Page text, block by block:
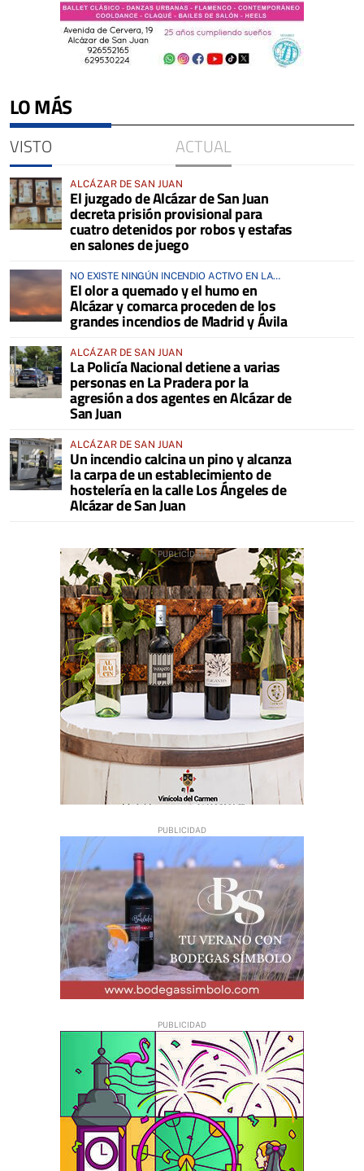
LO MÁS
VISTO ACTUAL
ALCÁZAR DE SAN JUAN
El juzgado de Alcázar de San Juan
decreta prisión provisional para
cuatro detenidos por robos y estafas
en salones de juego
NO EXISTE NINGÚN INCENDIO ACTIVO EN LA
COMARCA
El olor a quemado y el humo en
Alcázar y comarca proceden de los
grandes incendios de Madrid y Ávila
ALCÁZAR DE SAN JUAN
La Policía Nacional detiene a varias
personas en La Pradera por la
agresión a dos agentes en Alcázar de
San Juan
ALCÁZAR DE SAN JUAN
Un incendio calcina un pino y alcanza
la carpa de un establecimiento de
hostelería en la calle Los Ángeles de
Alcázar de San Juan